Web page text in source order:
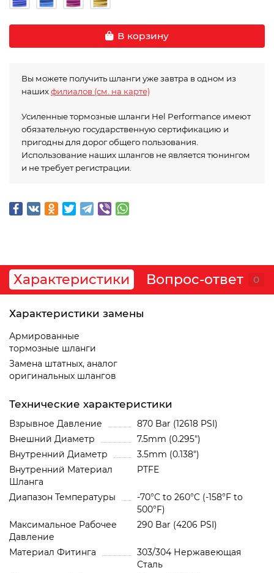
В корзину
Вы можете получить шланги уже завтра в одном из
нашихфилиалов (см. на карте)
Усиленные тормозные шланги Hel Performance имеют
обязательную государственную сертификацию и
пригодны для дорог общего пользования.
Использование наших шлангов не является тюнингом
и не требует регистрации.
Характеристики Вопрос-ответ 0
Характеристики замены
Армированные
тормозные шланги
Замена штатных, аналог
оригинальных шлангов
Технические характеристики
Взрывное Давление
870 Bar (12618 PSI)
Внешний Диаметр
7.5mm (0.295")
Внутренний Диаметр
3.5mm (0.138")
Внутренний Материал
Шланга
PTFE
Диапазон Температуры
-70°C to 260°C (-158°F to
500°F)
Максимальное Рабочее
Давление
290 Bar (4206 PSI)
Материал Фитинга
303/304 Нержавеющая
Сталь